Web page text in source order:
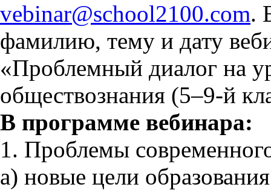
vebinar@school2100.com.
фамилию, тему и дату
«Проблемный диалог на
обществознания (5–9-й
В программе вебинара:
1. Проблемы
а) новые цели